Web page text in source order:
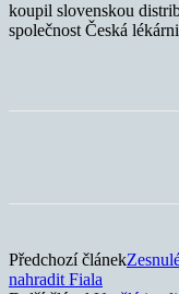
koupil slovenskou
společnost Česká
Předchozí článek
nahradit Fiala